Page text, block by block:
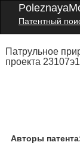
Патентный
Патрульное
проекта 23107э1
Авторы